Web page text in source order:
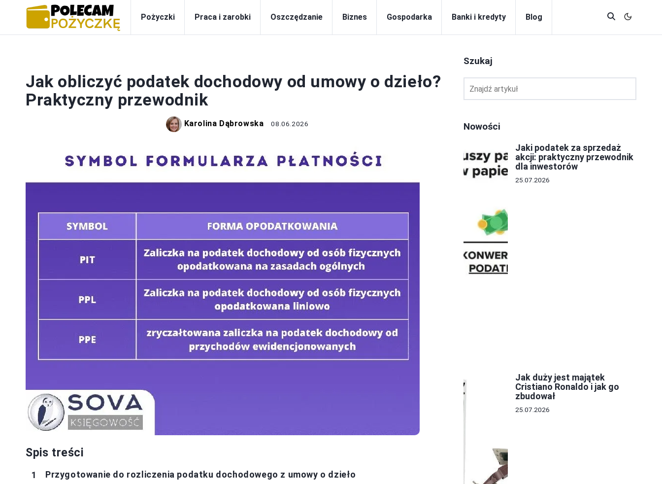
Pożyczki Praca i zarobki Oszczędzanie Biznes Gospodarka Banki i kredyty Blog
Jak obliczyć podatek dochodowy od umowy o dzieło?
Praktyczny przewodnik
Karolina Dąbrowska 08.06.2026
Spis treści
Przygotowanie do rozliczenia podatku dochodowego z umowy o dzieło
Szukaj
Nowości
Jaki podatek za sprzedaż
akcji: praktyczny przewodnik
dla inwestorów
25.07.2026
Jak duży jest majątek
Cristiano Ronaldo i jak go
zbudował
25.07.2026